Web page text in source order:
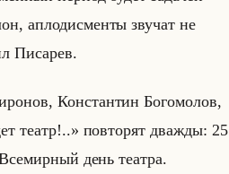
аплодисменты звучат не
Пи­са­рев.
Кон­стан­тин Бо­го­мо­лов,
театр!..» по­вто­рят два­жды: 25
день те­ат­ра.